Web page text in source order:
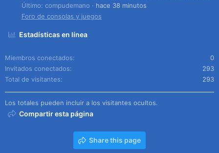
Último: compudemano
hace 38 minutos
Foro de consolas y juegos
Estadísticas en línea
Miembros conectados
0
Invitados conectados
293
Total de visitantes
293
Los totales pueden incluir a los visitantes ocultos.
Compartir esta página
Share this page